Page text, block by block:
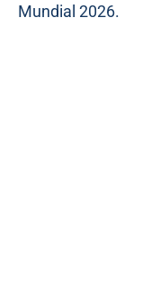
Mundial 2026.